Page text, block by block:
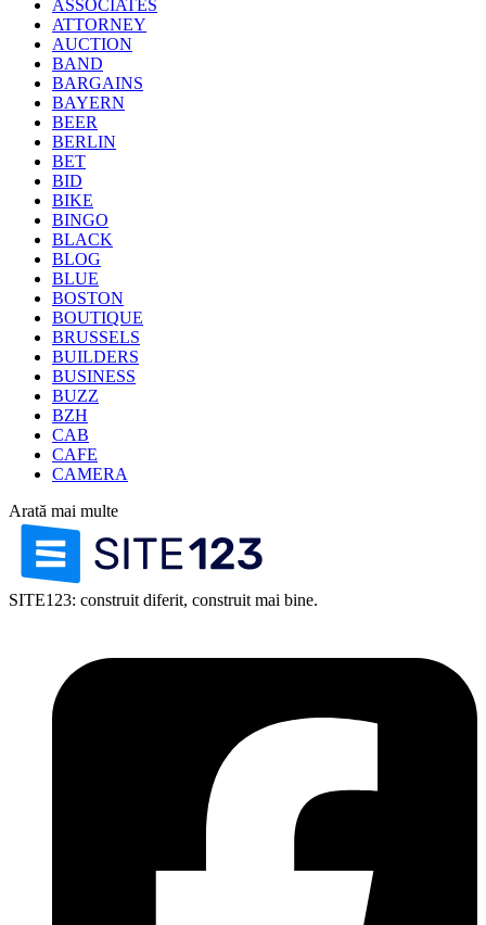
ASSOCIATES
ATTORNEY
AUCTION
BAND
BARGAINS
BAYERN
BEER
BERLIN
BET
BID
BIKE
BINGO
BLACK
BLOG
BLUE
BOSTON
BOUTIQUE
BRUSSELS
BUILDERS
BUSINESS
BUZZ
BZH
CAB
CAFE
CAMERA
Arată mai multe
SITE123: construit diferit, construit mai bine.